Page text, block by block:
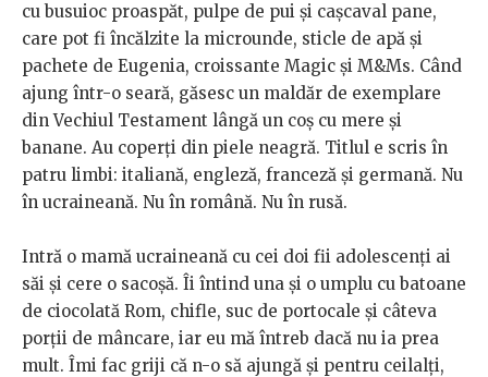
cu busuioc proaspăt, pulpe de pui și cașcaval pane,
care pot fi încălzite la microunde, sticle de apă și
pachete de Eugenia, croissante Magic și M&Ms. Când
ajung într-o seară, găsesc un maldăr de exemplare
din Vechiul Testament lângă un coș cu mere și
banane. Au coperți din piele neagră. Titlul e scris în
patru limbi: italiană, engleză, franceză și germană. Nu
în ucraineană. Nu în română. Nu în rusă.
Intră o mamă ucraineană cu cei doi fii adolescenți ai
săi și cere o sacoșă. Îi întind una și o umplu cu batoane
de ciocolată Rom, chifle, suc de portocale și câteva
porții de mâncare, iar eu mă întreb dacă nu ia prea
mult. Îmi fac griji că n-o să ajungă și pentru ceilalți,